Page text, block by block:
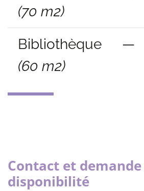
(70 m2)
Bibliothèque
(60 m2)
—
Contact et
disponibilité